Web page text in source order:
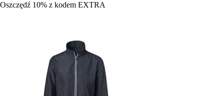
Oszczędź 10% z kodem EXTRA